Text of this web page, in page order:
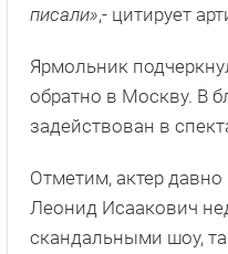
писали»,- цитирует
Ярмольник
обратно в Москву. В
задействован в
Отметим, актер давно
Леонид Исаакович
скандальными шоу,